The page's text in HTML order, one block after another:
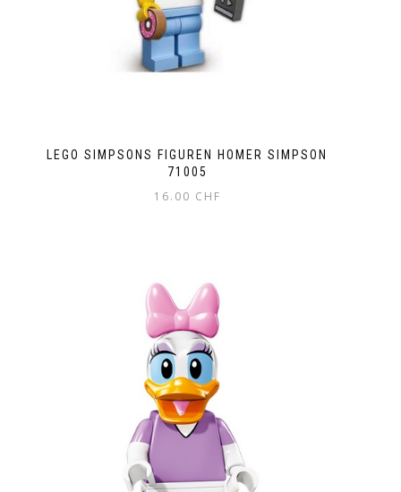
LEGO SIMPSONS FIGUREN HOMER SIMPSON
71005
16.00 CHF